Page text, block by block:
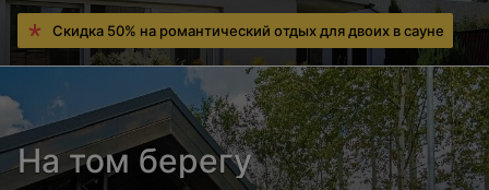
Скидка 50% на романтический отдых для двоих в сауне
На том берегу